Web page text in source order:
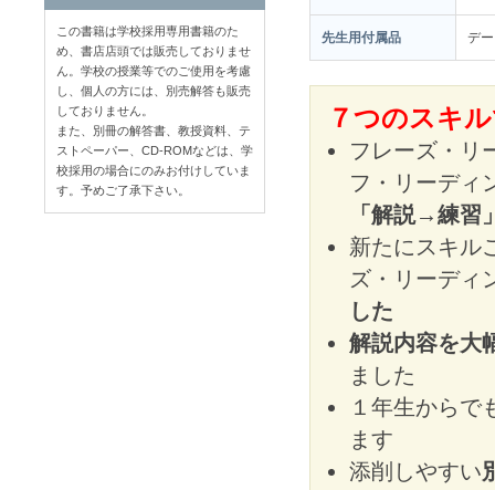
先生用付属品 デ
７つのスキ
フレーズ・リ
フ・リーディ
「解説→練習
新たにスキル
ズ・リーディ
した
解説内容を大
ました
１年生からで
ます
添削しやすい
この書籍は学校採用専用書籍のた
め、書店店頭では販売しておりませ
ん。学校の授業等でのご使用を考慮
し、個人の方には、別売解答も販売
しておりません。
また、別冊の解答書、教授資料、テ
ストペーパー、CD-ROMなどは、学
校採用の場合にのみお付けしていま
す。予めご了承下さい。